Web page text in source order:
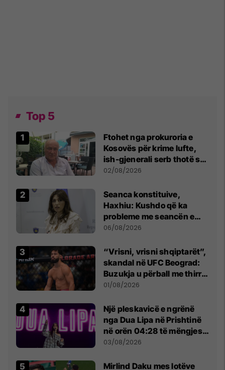
Top 5
Ftohet nga prokuroria e
Kosovës për krime lufte,
ish-gjenerali serb thotë se
dikush e tradhtoi në
02/08/2026
Seanca konstituive,
Haxhiu: Kushdo që ka
probleme me seancën e
sotme e ftoj t’i drejtohet
06/08/2026
“Vrisni, vrisni shqiptarët”,
skandal në UFC Beograd:
Buzukja u përball me thirrje
anti-shqiptare nga
01/08/2026
Një pleskavicë e ngrënë
nga Dua Lipa në Prishtinë
në orën 04:28 të mëngjesit
- dhe bota digjitale serbe
03/08/2026
Mirlind Daku mes lotëve